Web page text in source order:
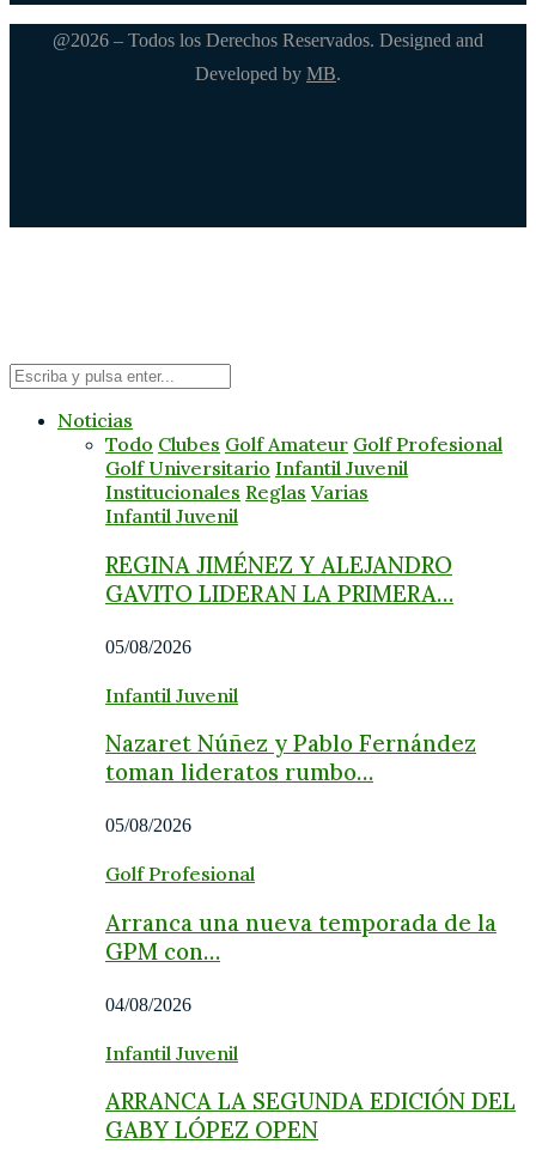
@2026 – Todos los Derechos Reservados. Designed and
Developed by MB.
Noticias
Todo Clubes Golf Amateur Golf Profesional
Golf Universitario Infantil Juvenil
Institucionales Reglas Varias
Infantil Juvenil
REGINA JIMÉNEZ Y ALEJANDRO
GAVITO LIDERAN LA PRIMERA…
05/08/2026
Infantil Juvenil
Nazaret Núñez y Pablo Fernández
toman lideratos rumbo…
05/08/2026
Golf Profesional
Arranca una nueva temporada de la
GPM con…
04/08/2026
Infantil Juvenil
ARRANCA LA SEGUNDA EDICIÓN DEL
GABY LÓPEZ OPEN